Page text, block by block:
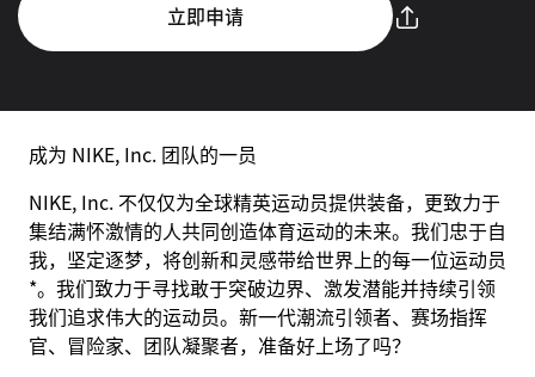
立即申请
成为 NIKE, Inc. 团队的一员
NIKE, Inc. 不仅仅为全球精英运动员提供装备，更致力于
集结满怀激情的人共同创造体育运动的未来。我们忠于自
我，坚定逐梦，将创新和灵感带给世界上的每一位运动员
*。我们致力于寻找敢于突破边界、激发潜能并持续引领
我们追求伟大的运动员。新一代潮流引领者、赛场指挥
官、冒险家、团队凝聚者，准备好上场了吗？